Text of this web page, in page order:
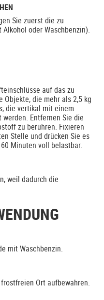
Sie zuerst die zu
oder Waschbenzin).
auf das zu
Objekte, die mehr als 2,5 kg
die vertikal mit einem
Entfernen Sie die
zu berühren. Fixieren
Stelle und drücken Sie es
Minuten voll belastbar.
weil dadurch die
mit Waschbenzin.
Ort aufbewahren.